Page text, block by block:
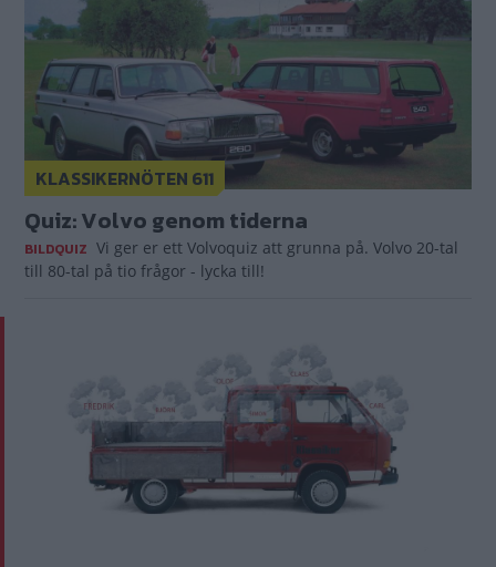
KLASSIKERNÖTEN 611
Quiz: Volvo genom tiderna
BILDQUIZ Vi ger er ett Volvoquiz att grunna på. Volvo 20-tal
till 80-tal på tio frågor - lycka till!